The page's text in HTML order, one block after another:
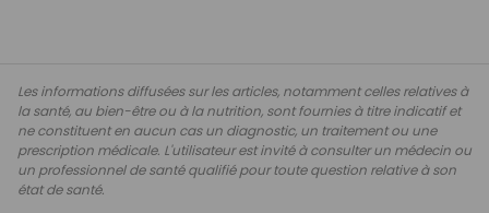
Les informations diffusées sur les articles, notamment celles relatives à
la santé, au bien-être ou à la nutrition, sont fournies à titre indicatif et
ne constituent en aucun cas un diagnostic, un traitement ou une
prescription médicale. L'utilisateur est invité à consulter un médecin ou
un professionnel de santé qualifié pour toute question relative à son
état de santé.